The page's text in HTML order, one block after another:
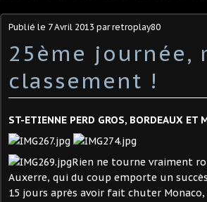
Publié le 7 Avril 2013 par retroplay80
25ème journée,
classement !
ST-ETIENNE PERD GROS, BORDEAUX ET
Rien ne tourne vraiment
Auxerre, qui du coup emporte un
15 jours après avoir fait chuter